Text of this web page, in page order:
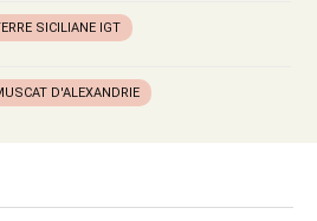
SICILIANE IGT
D'ALEXANDRIE